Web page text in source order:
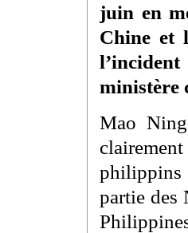
juin en
Chine et
ministère
Mao
philippins
partie des